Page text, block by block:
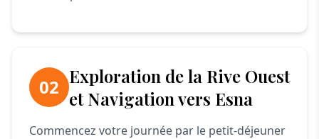
02 Exploration de la Rive Ouest
et Navigation vers Esna
Commencez votre journée par le petit-déjeuner